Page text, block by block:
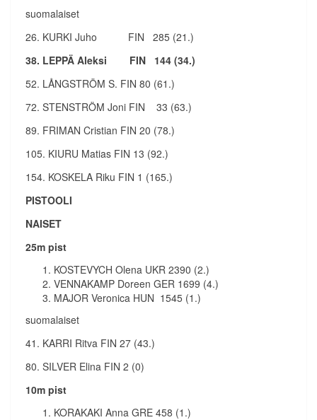
suomalaiset
26. KURKI Juho FIN 285 (21.)
38. LEPPÄ Aleksi FIN 144 (34.)
52. LÅNGSTRÖM S. FIN 80 (61.)
72. STENSTRÖM Joni FIN 33 (63.)
89. FRIMAN Cristian FIN 20 (78.)
105. KIURU Matias FIN 13 (92.)
154. KOSKELA Riku FIN 1 (165.)
PISTOOLI
NAISET
25m pist
KOSTEVYCH Olena UKR 2390 (2.)
VENNAKAMP Doreen GER 1699 (4.)
MAJOR Veronica HUN 1545 (1.)
suomalaiset
41. KARRI Ritva FIN 27 (43.)
80. SILVER Elina FIN 2 (0)
10m pist
KORAKAKI Anna GRE 458 (1.)